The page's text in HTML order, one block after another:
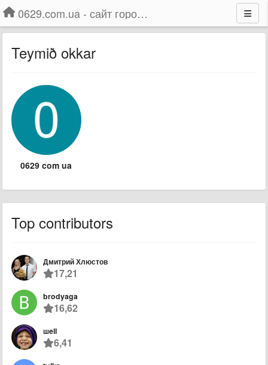
0629.com.ua - сайт города Мариуполя
Teymið okkar
0629 com ua
Top contributors
Дмитрий Хлюстов
17,21
brodyaga
16,62
шell
6,41